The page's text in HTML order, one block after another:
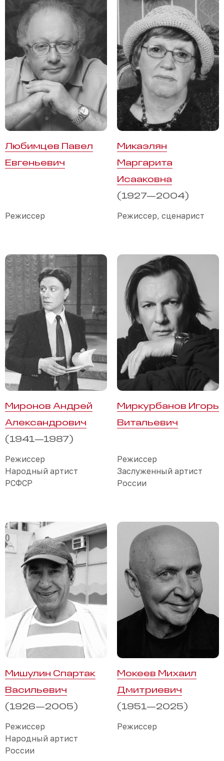
Любимцев Павел
Евгеньевич
Режиссер
Микаэлян
Маргарита
Исааковна
(1927—2004)
Режиссер, сценарист
Миронов Андрей
Александрович
(1941—1987)
Режиссер
Народный артист
РСФСР
Миркурбанов Игорь
Витальевич
Режиссер
Заслуженный артист
России
Мишулин Спартак
Васильевич
(1926—2005)
Режиссер
Народный артист
России
Мокеев Михаил
Дмитриевич
(1951—2025)
Режиссер